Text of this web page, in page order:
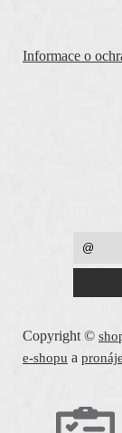
Informace o
Copyright ©
e-shopu a